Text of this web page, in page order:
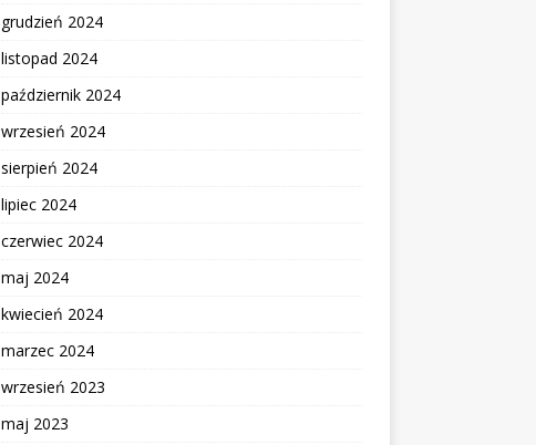
grudzień 2024
listopad 2024
październik 2024
wrzesień 2024
sierpień 2024
lipiec 2024
czerwiec 2024
maj 2024
kwiecień 2024
marzec 2024
wrzesień 2023
maj 2023